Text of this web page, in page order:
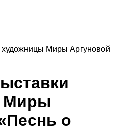
художницы Миры Аргуновой
Миры
о